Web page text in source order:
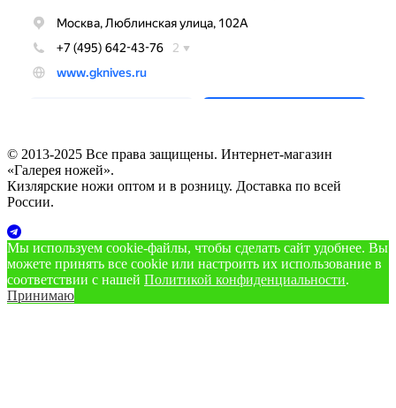
© 2013-2025 Все права защищены. Интернет-магазин
«Галерея ножей».
Кизлярские ножи оптом и в розницу. Доставка по всей
России.
Мы используем cookie‑файлы, чтобы сделать сайт удобнее. Вы
можете принять все cookie или настроить их использование в
соответствии с нашей Политикой конфиденциальности.
Принимаю